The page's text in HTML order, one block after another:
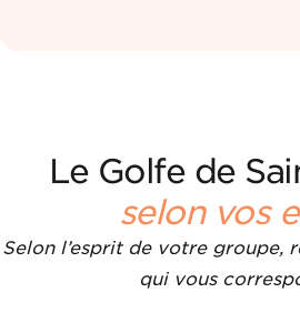
Le Golfe de
selon vos
Selon l’esprit de votre groupe,
qui vous